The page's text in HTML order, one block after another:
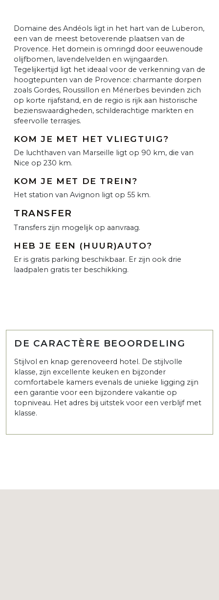
Domaine des Andéols ligt in het hart van de Luberon,
een van de meest betoverende plaatsen van de
Provence. Het domein is omringd door eeuwenoude
olijfbomen, lavendelvelden en wijngaarden.
Tegelijkertijd ligt het ideaal voor de verkenning van de
hoogtepunten van de Provence: charmante dorpen
zoals Gordes, Roussillon en Ménerbes bevinden zich
op korte rijafstand, en de regio is rijk aan historische
bezienswaardigheden, schilderachtige markten en
sfeervolle terrasjes.
KOM JE MET HET VLIEGTUIG?
De luchthaven van Marseille ligt op 90 km, die van
Nice op 230 km.
KOM JE MET DE TREIN?
Het station van Avignon ligt op 55 km.
TRANSFER
Transfers zijn mogelijk op aanvraag.
HEB JE EEN (HUUR)AUTO?
Er is gratis parking beschikbaar. Er zijn ook drie
laadpalen gratis ter beschikking.
DE CARACTÈRE BEOORDELING
Stijlvol en knap gerenoveerd hotel. De stijlvolle
klasse, zijn excellente keuken en bijzonder
comfortabele kamers evenals de unieke ligging zijn
een garantie voor een bijzondere vakantie op
topniveau. Het adres bij uitstek voor een verblijf met
klasse.